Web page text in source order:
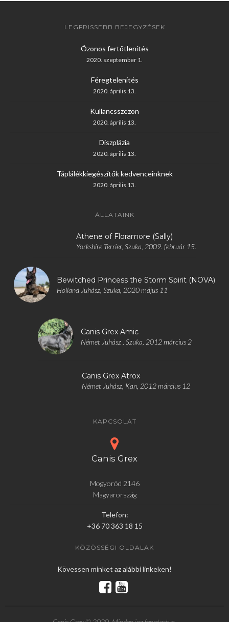
LEGFRISSEBB BEJEGYZÉSEK
Ózonos fertőtlenítés
2020. szeptember 1.
Féregtelenítés
2020. április 13.
Kullancsszezon
2020. április 13.
Diszplázia
2020. április 13.
Táplálékkiegészítők kedvenceinknek
2020. április 13.
ÁLLATAINK
Athene of Floramore (Sally)
Yorkshire Terrier, Szuka, 2009. február 15.
Bewitched Princess the Storm Spirit (NOVA)
Holland Juhász, Szuka, 2020 május 11
Canis Grex Amic
Német Juhász , Szuka, 2012 március 2
Canis Grex Atrox
Német Juhász, Kan, 2012 március 12
KAPCSOLAT
Canis Grex
Mogyoród 2146
Magyarország
Telefon:
+36 70 363 18 15
KÖZÖSSÉGI OLDALAK
Kövessen minket az alábbi linkeken!